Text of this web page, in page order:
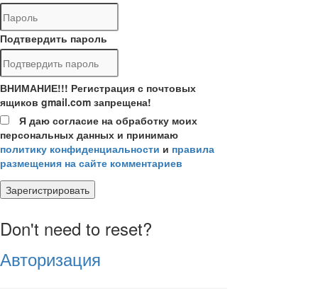
Подтвердить пароль
ВНИМАНИЕ!!! Регистрация с почтовых
ящиков gmail.com запрещена!
Я даю согласие на обработку моих
персональных данных и принимаю
политику конфиденциальности и правила
размещения на сайте комментариев
Зарегистрировать
Don't need to reset?
Авторизация